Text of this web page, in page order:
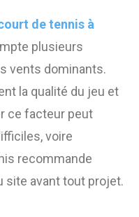
de tennis à
plusieurs
vents dominants.
la qualité du jeu et
ce facteur peut
voire
recommande
site avant tout projet.